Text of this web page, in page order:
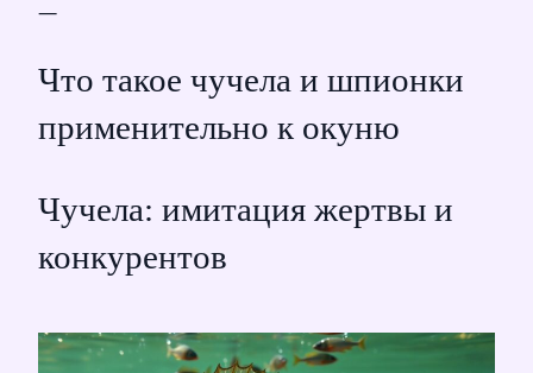
—
Что такое чучела и шпионки
применительно к окуню
Чучела: имитация жертвы и
конкурентов